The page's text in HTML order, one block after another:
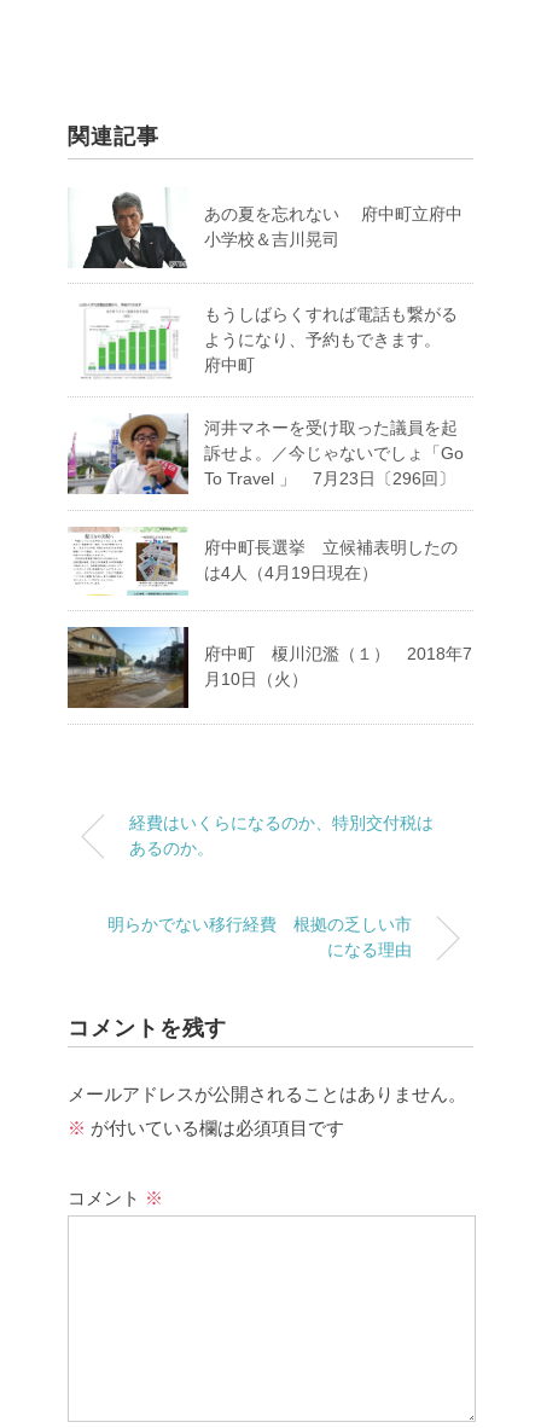
関連記事
あの夏を忘れない 府中町立府中
小学校＆吉川晃司
もうしばらくすれば電話も繋がる
ようになり、予約もできます。
府中町
河井マネーを受け取った議員を起
訴せよ。／今じゃないでしょ「Go
To Travel 」 7月23日〔296回〕
府中町長選挙 立候補表明したの
は4人（4月19日現在）
府中町 榎川氾濫（１） 2018年7
月10日（火）
経費はいくらになるのか、特別交付税は
あるのか。
明らかでない移行経費 根拠の乏しい市
になる理由
コメントを残す
メールアドレスが公開されることはありません。
※ が付いている欄は必須項目です
コメント ※